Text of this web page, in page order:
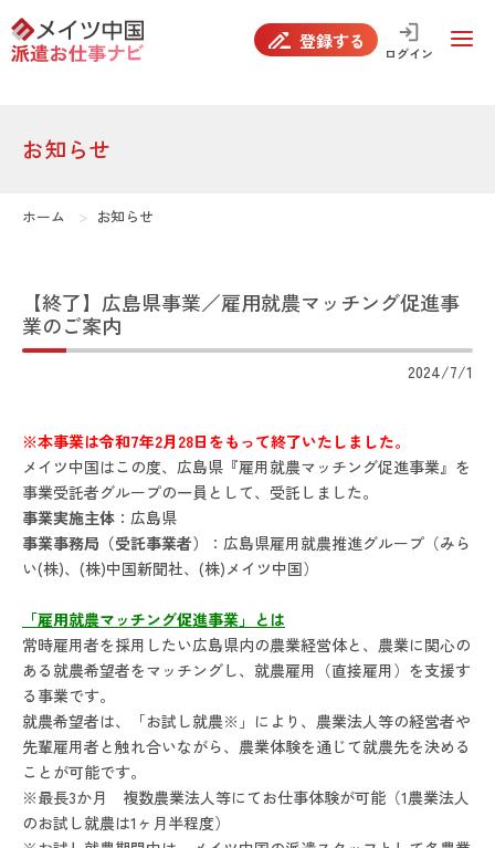
true
登録する
ログイン
お知らせ
ホーム お知らせ
【終了】広島県事業／雇用就農マッチング促進事
業のご案内
2024/7/1
※本事業は令和7年2月28日をもって終了いたしました。
メイツ中国はこの度、広島県『雇用就農マッチング促進事業』を
事業受託者グループの一員として、受託しました。
事業実施主体 ：広島県
事業事務局（受託事業者）
：広島県雇用就農推進グループ（みら
い(株)、(株)中国新聞社、(株)メイツ中国）
「雇用就農マッチング促進事業」とは
常時雇用者を採用したい広島県内の農業経営体と、農業に関心の
ある就農希望者をマッチングし、就農雇用（直接雇用）を支援す
る事業です。
就農希望者は、「お試し就農※」により、農業法人等の経営者や
先輩雇用者と触れ合いながら、農業体験を通じて就農先を決める
ことが可能です。
※最長3か月 複数農業法人等にてお仕事体験が可能（1農業法人
のお試し就農は1ヶ月半程度）